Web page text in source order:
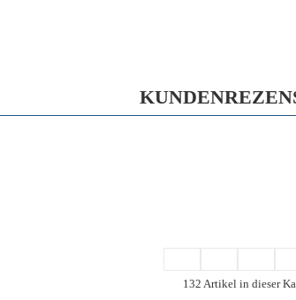
132 Artikel in dieser